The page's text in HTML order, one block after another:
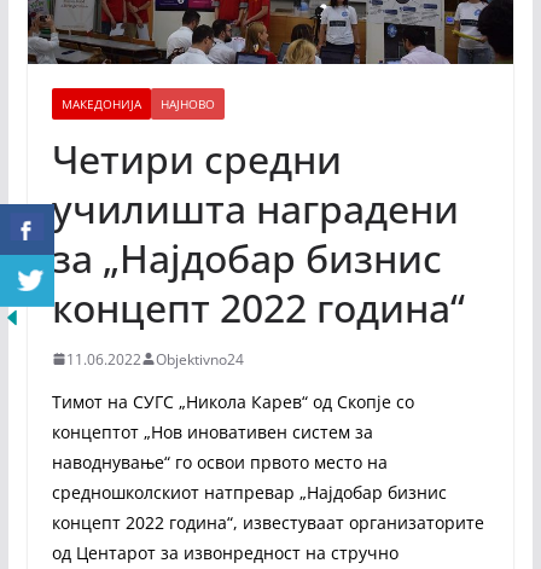
МАКЕДОНИЈА НАЈНОВО
Четири средни
училишта наградени
за „Најдобар бизнис
концепт 2022 година“
11.06.2022 Objektivno24
Tимот на СУГС „Никола Карев“ од Скопје со
концептот „Нов иновативен систем за
наводнување“ го освои првото место на
средношколскиот натпревар „Најдобар бизнис
концепт 2022 година“, известуваат организаторите
од Центарот за извонредност на стручно